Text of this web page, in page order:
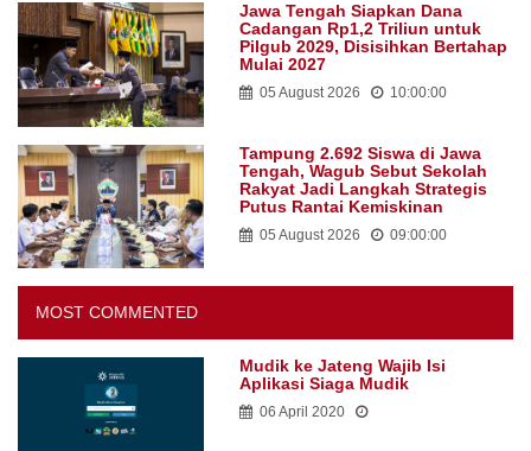
Jawa Tengah Siapkan Dana
Cadangan Rp1,2 Triliun untuk
Pilgub 2029, Disisihkan Bertahap
Mulai 2027
05 August 2026 10:00:00
Tampung 2.692 Siswa di Jawa
Tengah, Wagub Sebut Sekolah
Rakyat Jadi Langkah Strategis
Putus Rantai Kemiskinan
05 August 2026 09:00:00
MOST COMMENTED
Mudik ke Jateng Wajib Isi
Aplikasi Siaga Mudik
06 April 2020